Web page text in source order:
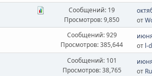
Сообщений: 19
Просмотров: 9,850
от
Сообщений: 929
Просмотров: 385,644
от l-
Сообщений: 101
Просмотров: 38,765
от